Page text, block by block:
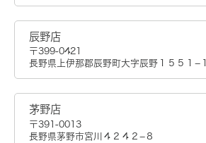
辰野店
〒399-0421
長野県上伊那郡辰野町大字辰野１５５１−１
茅野店
〒391-0013
長野県茅野市宮川４２４２−８